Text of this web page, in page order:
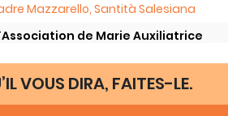
Mazzarello, Santità Salesiana
de Marie Auxiliatrice
VOUS DIRA, FAITES-LE.